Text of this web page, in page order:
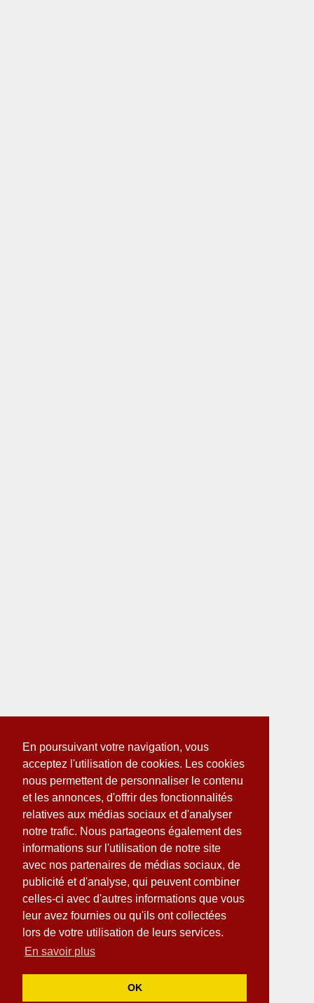
En poursuivant votre navigation, vous
acceptez l'utilisation de cookies. Les cookies
nous permettent de personnaliser le contenu
et les annonces, d'offrir des fonctionnalités
relatives aux médias sociaux et d'analyser
notre trafic. Nous partageons également des
informations sur l'utilisation de notre site
avec nos partenaires de médias sociaux, de
publicité et d'analyse, qui peuvent combiner
celles-ci avec d'autres informations que vous
leur avez fournies ou qu'ils ont collectées
lors de votre utilisation de leurs services.
En savoir plus
OK